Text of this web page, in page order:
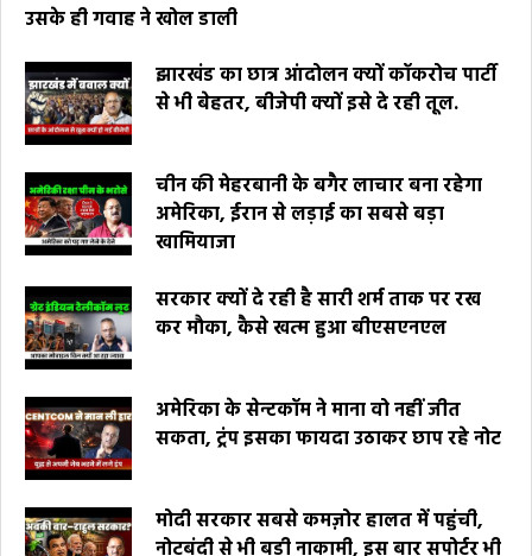
उसके ही गवाह ने खोल डाली
झारखंड का छात्र आंदोलन क्यों कॉकरोच पार्टी
से भी बेहतर, बीजेपी क्यों इसे दे रही तूल.
चीन की मेहरबानी के बगैर लाचार बना रहेगा
अमेरिका, ईरान से लड़ाई का सबसे बड़ा
खामियाजा
सरकार क्यों दे रही है सारी शर्म ताक पर रख
कर मौका, कैसे खत्म हुआ बीएसएनएल
अमेरिका के सेन्टकॉम ने माना वो नहीं जीत
सकता, ट्रंप इसका फायदा उठाकर छाप रहे नोट
मोदी सरकार सबसे कमज़ोर हालत में पहुंची,